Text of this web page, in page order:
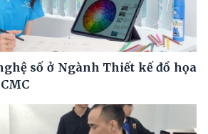
số ở Ngành Thiết kế đồ họa